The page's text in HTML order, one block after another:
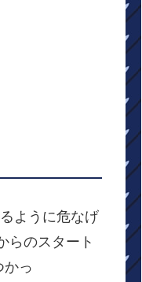
ように危なげ
らのスタート
かっ